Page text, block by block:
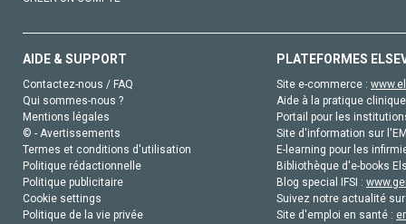
AIDE & SUPPORT
Contactez-nous / FAQ
Qui sommes-nous ?
Mentions légales
© - Avertissements
Termes et conditions d'utilisation
Politique rédactionnelle
Politique publicitaire
Cookie settings
Politique de la vie privée
PLATEFORMES
Site e-commerce :
Aide à la pratique
Portail pour les
Site d'information sur
E-learning pour les
Bibliothèque d'e-books
Blog special IFSI :
Suivez notre actualité
Site d'emploi en santé :